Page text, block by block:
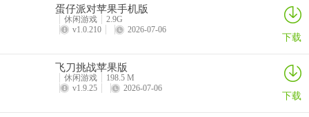
1、跑车、飞机、卡车、坦克等都可以变形，每个角色的变形都是独一
蛋仔派对苹果手机版
休闲游戏
2.9G
v1.0.210
2026-07-06 下载
飞刀挑战苹果版
休闲游戏
198.5 M
v1.9.25
2026-07-06 下载